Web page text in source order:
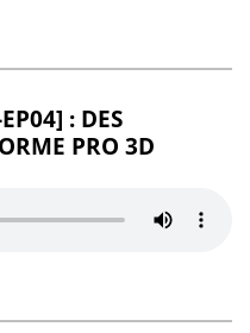
: DES
PRO 3D